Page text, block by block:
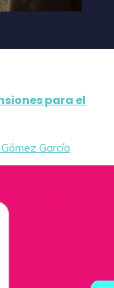
para el
García